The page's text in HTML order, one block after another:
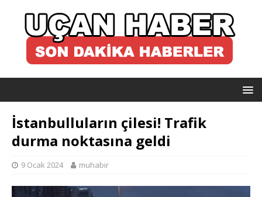
İstanbulluların çilesi! Trafik
durma noktasına geldi
9 Ocak 2024 muhabir